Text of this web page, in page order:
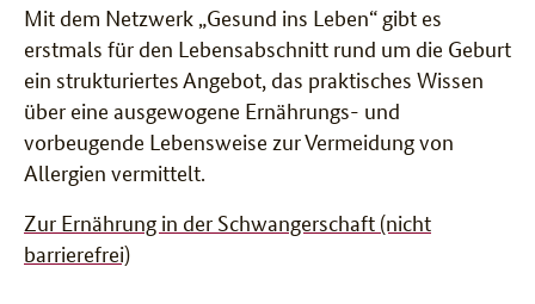
Mit dem Netzwerk „Gesund ins Leben“ gibt es
erstmals für den Lebensabschnitt rund um die Geburt
ein strukturiertes Angebot, das praktisches Wissen
über eine ausgewogene Ernährungs- und
vorbeugende Lebensweise zur Vermeidung von
Allergien vermittelt.
Zur Ernährung in der Schwangerschaft (nicht
barrierefrei)